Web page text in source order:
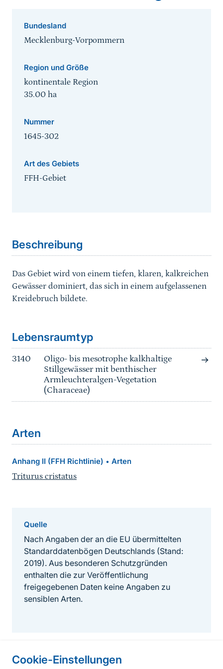
Cookie-Einstellungen
Bundesland
Mecklenburg-Vorpommern
Region und Größe
kontinentale Region
35.00 ha
Nummer
1645-302
Art des Gebiets
FFH-Gebiet
Beschreibung
Das Gebiet wird von einem tiefen, klaren, kalkreichen
Gewässer dominiert, das sich in einem aufgelassenen
Kreidebruch bildete.
Lebensraumtyp
3140
Oligo- bis mesotrophe kalkhaltige
Stillgewässer mit benthischer
Armleuchteralgen-Vegetation
(Characeae)
Arten
Anhang II (FFH Richtlinie) • Arten
Triturus cristatus
Quelle
Nach Angaben der an die EU übermittelten
Standarddatenbögen Deutschlands (Stand:
2019). Aus besonderen Schutzgründen
enthalten die zur Veröffentlichung
freigegebenen Daten keine Angaben zu
sensiblen Arten.
Informationen zur Seite